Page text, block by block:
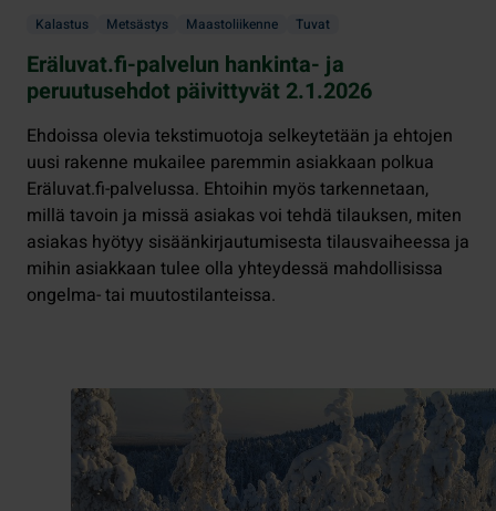
Kalastus Metsästys Maastoliikenne Tuvat
Eräluvat.fi-palvelun hankinta- ja
peruutusehdot päivittyvät 2.1.2026
Ehdoissa olevia tekstimuotoja selkeytetään ja ehtojen
uusi rakenne mukailee paremmin asiakkaan polkua
Eräluvat.fi-palvelussa. Ehtoihin myös tarkennetaan,
millä tavoin ja missä asiakas voi tehdä tilauksen, miten
asiakas hyötyy sisäänkirjautumisesta tilausvaiheessa ja
mihin asiakkaan tulee olla yhteydessä mahdollisissa
ongelma- tai muutostilanteissa.